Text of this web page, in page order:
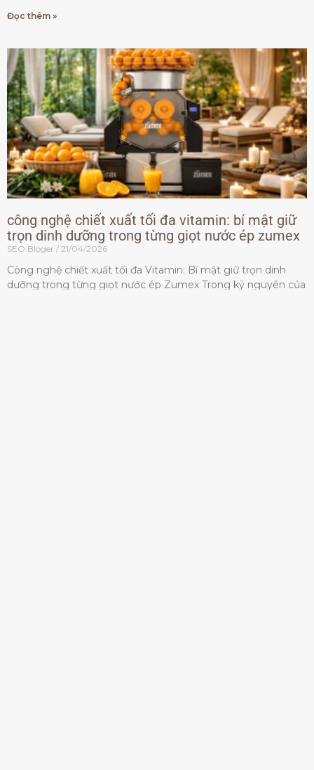
Đọc thêm »
công nghệ chiết xuất tối đa vitamin: bí mật giữ
trọn dinh dưỡng trong từng giọt nước ép zumex
SEO Bloger 21/04/2026
Công nghệ chiết xuất tối đa Vitamin: Bí mật giữ trọn dinh
dưỡng trong từng giọt nước ép Zumex Trong kỷ nguyên của